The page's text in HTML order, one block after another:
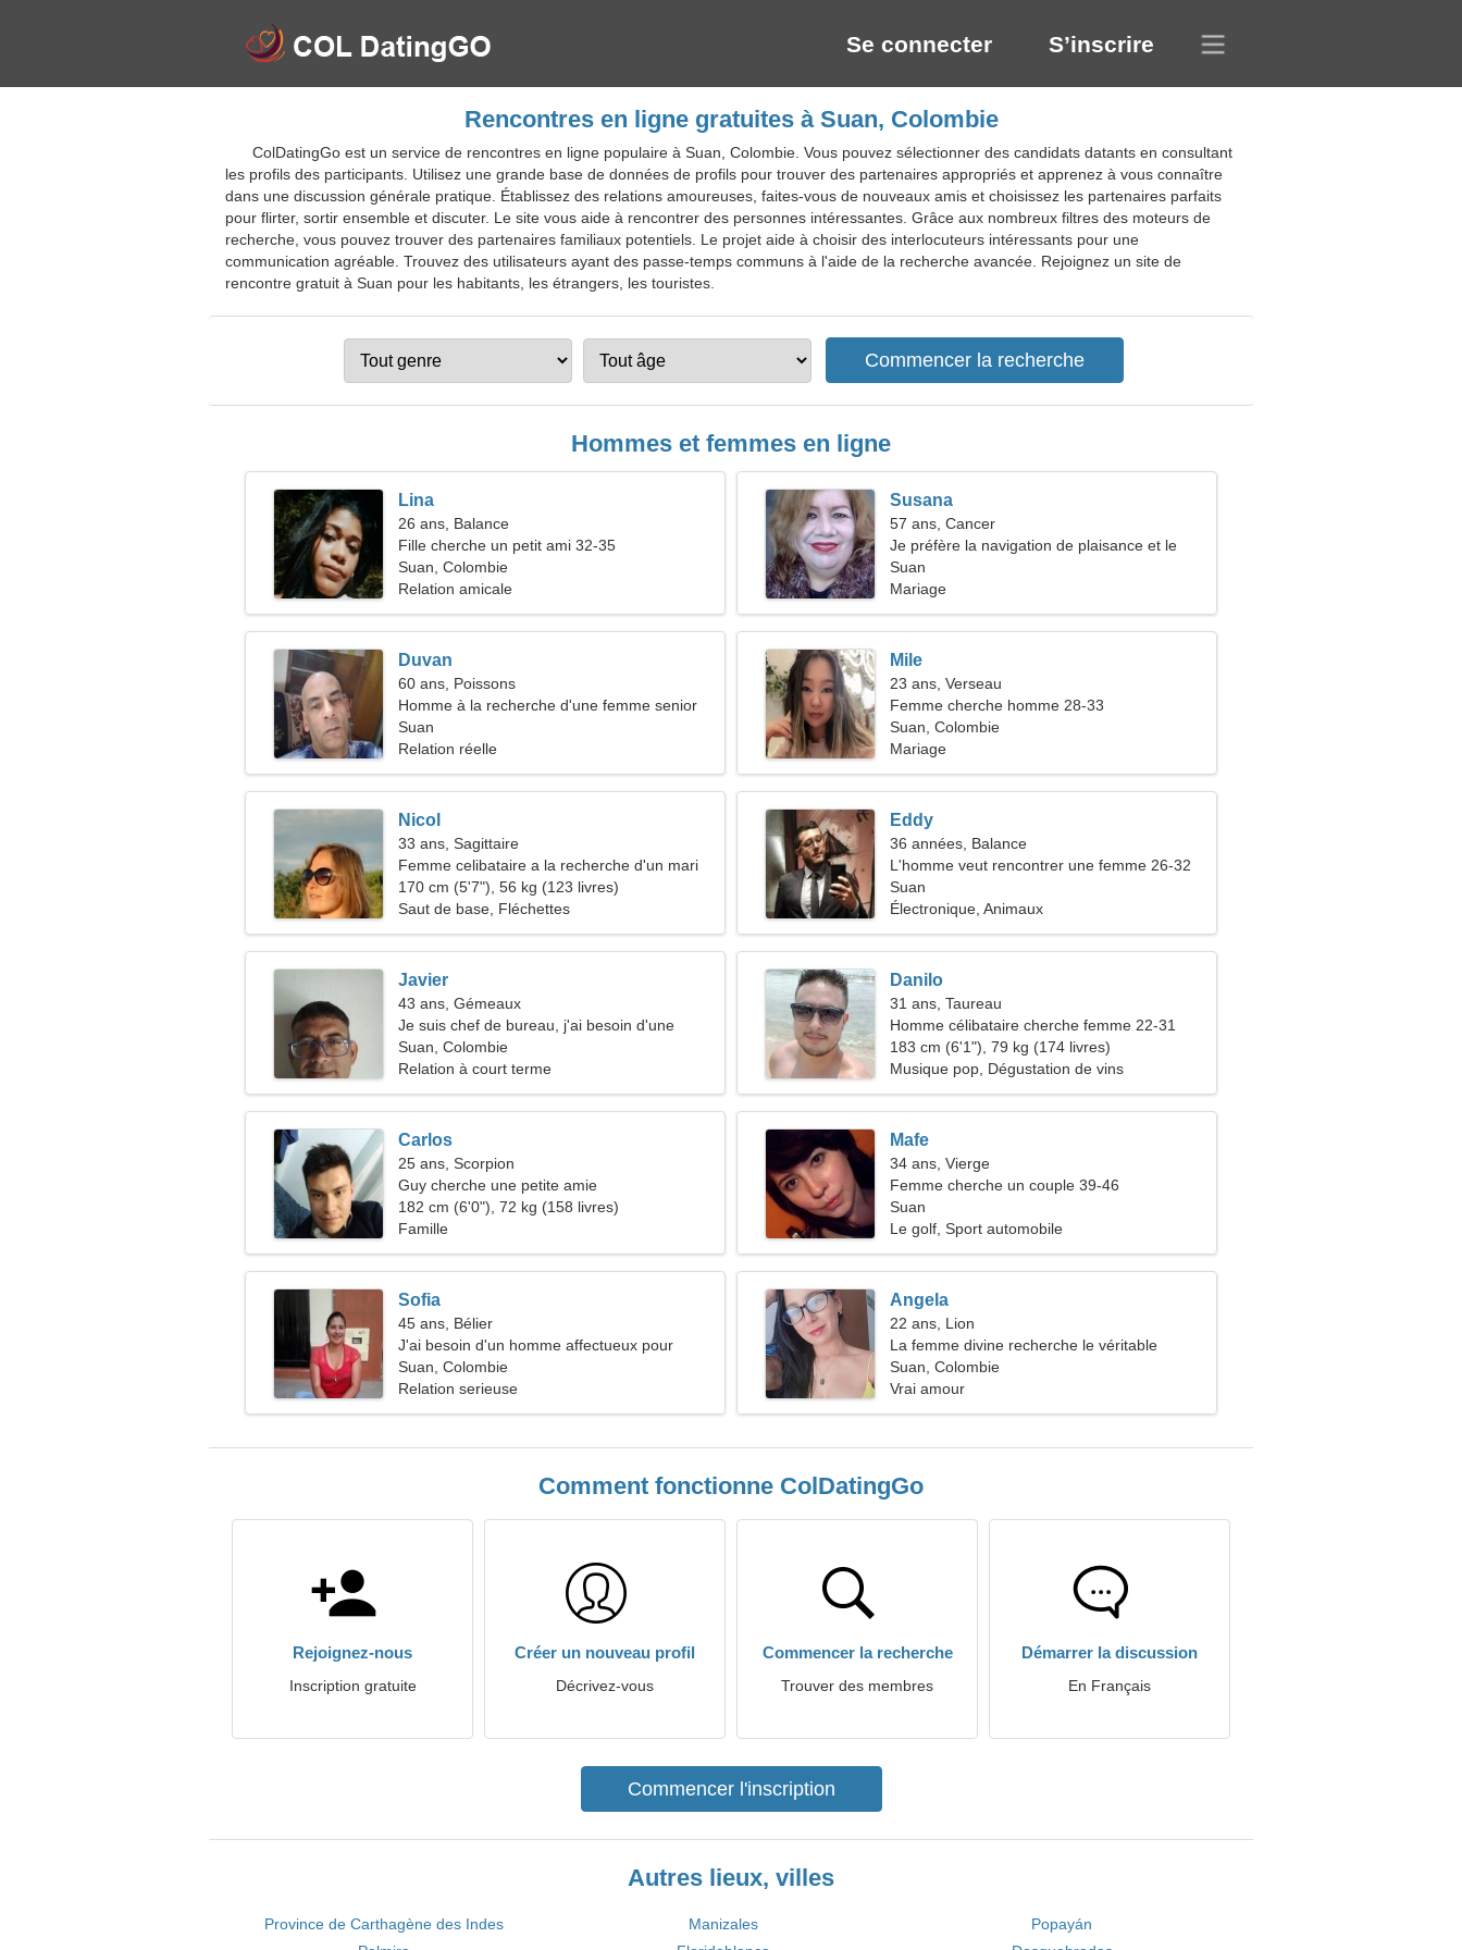
Se connecter S’inscrire
Rencontres en ligne gratuites à Suan, Colombie
ColDatingGo est un service de rencontres en ligne populaire à Suan, Colombie. Vous pouvez sélectionner des candidats datants en consultant
les profils des participants. Utilisez une grande base de données de profils pour trouver des partenaires appropriés et apprenez à vous connaître
dans une discussion générale pratique. Établissez des relations amoureuses, faites-vous de nouveaux amis et choisissez les partenaires parfaits
pour flirter, sortir ensemble et discuter. Le site vous aide à rencontrer des personnes intéressantes. Grâce aux nombreux filtres des moteurs de
recherche, vous pouvez trouver des partenaires familiaux potentiels. Le projet aide à choisir des interlocuteurs intéressants pour une
communication agréable. Trouvez des utilisateurs ayant des passe-temps communs à l'aide de la recherche avancée. Rejoignez un site de
rencontre gratuit à Suan pour les habitants, les étrangers, les touristes.
Hommes et femmes en ligne
Lina
26 ans, Balance
Fille cherche un petit ami 32-35
Suan, Colombie
Relation amicale
Susana
57 ans, Cancer
Je préfère la navigation de plaisance et le
piano
Suan
Mariage
Duvan
60 ans, Poissons
Homme à la recherche d'une femme senior
50-57
Suan
Relation réelle
Mile
23 ans, Verseau
Femme cherche homme 28-33
Suan, Colombie
Mariage
Nicol
33 ans, Sagittaire
Femme celibataire a la recherche d'un mari
34-41
170 cm (5'7"), 56 kg (123 livres)
Saut de base, Fléchettes
Eddy
36 années, Balance
L'homme veut rencontrer une femme 26-32
Suan
Électronique, Animaux
Javier
43 ans, Gémeaux
Je suis chef de bureau, j'ai besoin d'une
femme qualifiée
Suan, Colombie
Relation à court terme
Danilo
31 ans, Taureau
Homme célibataire cherche femme 22-31
183 cm (6'1"), 79 kg (174 livres)
Musique pop, Dégustation de vins
Carlos
25 ans, Scorpion
Guy cherche une petite amie
182 cm (6'0"), 72 kg (158 livres)
Famille
Mafe
34 ans, Vierge
Femme cherche un couple 39-46
Suan
Le golf, Sport automobile
Sofia
45 ans, Bélier
J'ai besoin d'un homme affectueux pour
voyager
Suan, Colombie
Relation serieuse
Angela
22 ans, Lion
La femme divine recherche le véritable
amour
Suan, Colombie
Vrai amour
Comment fonctionne ColDatingGo
Rejoignez-nous
Inscription gratuite
Créer un nouveau profil
Décrivez-vous
Commencer la recherche
Trouver des membres
Démarrer la discussion
En Français
Commencer l'inscription
Autres lieux, villes
Province de Carthagène des Indes Manizales
Popayán